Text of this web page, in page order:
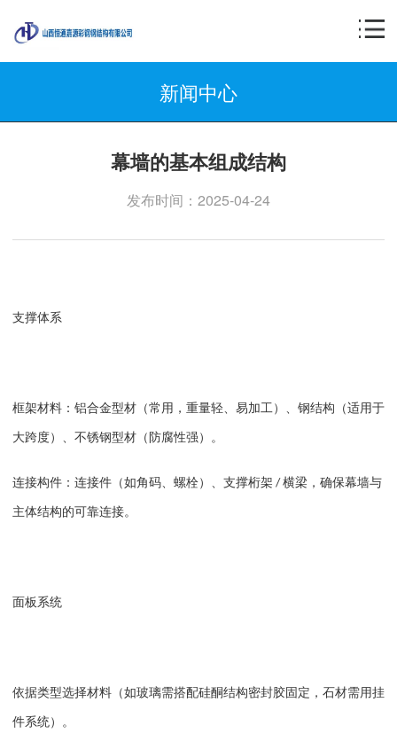
新闻中心
幕墙的基本组成结构
发布时间：2025-04-24
支撑体系
框架材料 ：铝合金型材（常用，重量轻、易加工）、钢结构（适用于
大跨度）、不锈钢型材（防腐性强）。
连接构件 ：连接件（如角码、螺栓）、支撑桁架 / 横梁，确保幕墙与
主体结构的可靠连接。
面板系统
依据类型选择材料（如玻璃需搭配硅酮结构密封胶固定，石材需用挂
件系统）。